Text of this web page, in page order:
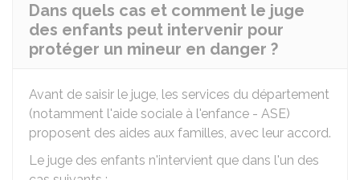
Dans quels cas et comment le juge
des enfants peut intervenir pour
protéger un mineur en danger ?
Avant de saisir le juge, les services du département
(notamment l'aide sociale à l'enfance - ASE)
proposent des aides aux familles, avec leur accord.
Le juge des enfants n'intervient que dans l'un des